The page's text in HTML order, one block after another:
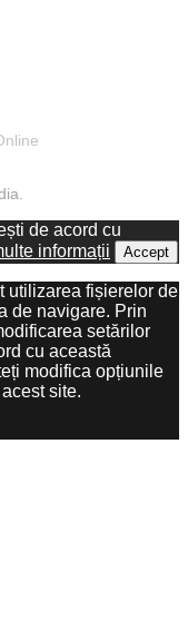
de acord cu
informații Accept
utilizarea fișierelor de
de navigare. Prin
setărilor
cu această
modifica opțiunile
site.